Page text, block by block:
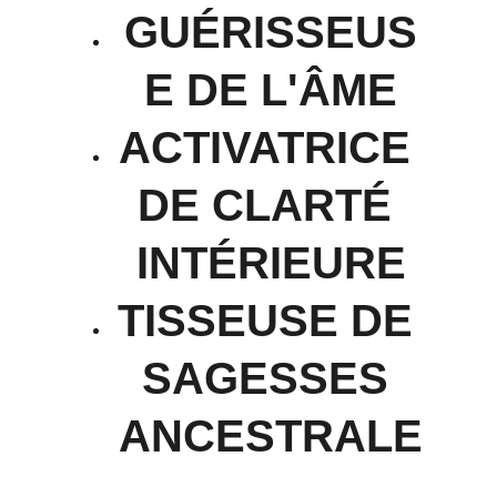
GUÉRISSEUS
E DE L'ÂME
ACTIVATRICE
DE CLARTÉ
INTÉRIEURE
TISSEUSE DE
SAGESSES
ANCESTRALE